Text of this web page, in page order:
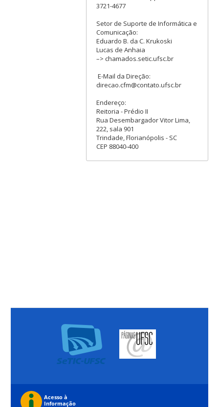
3721-4677
Setor de Suporte de Informática e
Comunicação:
Eduardo B. da C. Krukoski
Lucas de Anhaia
–> chamados.setic.ufsc.br
E-Mail da Direção:
direcao.cfm@contato.ufsc.br
Endereço:
Reitoria - Prédio II
Rua Desembargador Vitor Lima,
222, sala 901
Trindade, Florianópolis - SC
CEP 88040-400